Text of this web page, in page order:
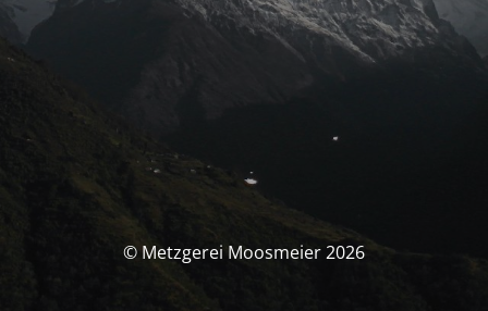
© Metzgerei Moosmeier 2026